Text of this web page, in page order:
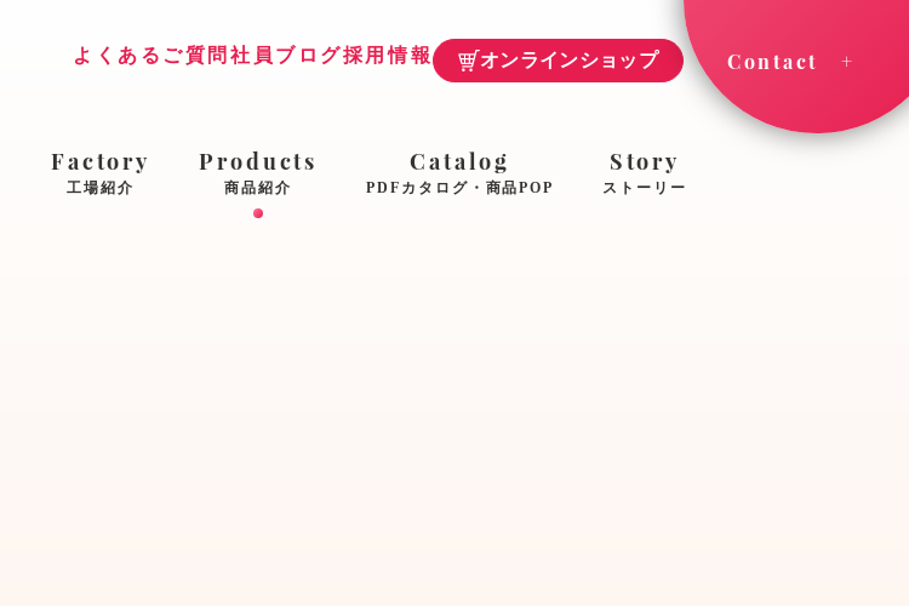
よくあるご質問社員ブログ採用情報 オンラインショップ Contact
Factory
工場紹介
Products
商品紹介
Catalog
PDFカタログ・商品POP
Story
ストーリー